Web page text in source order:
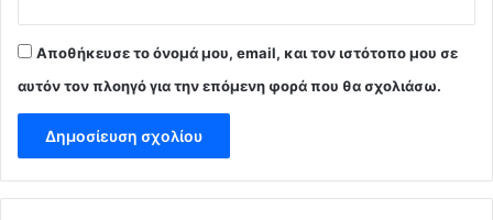
Αποθήκευσε το όνομά μου, email, και τον ιστότοπο μου σε
αυτόν τον πλοηγό για την επόμενη φορά που θα σχολιάσω.